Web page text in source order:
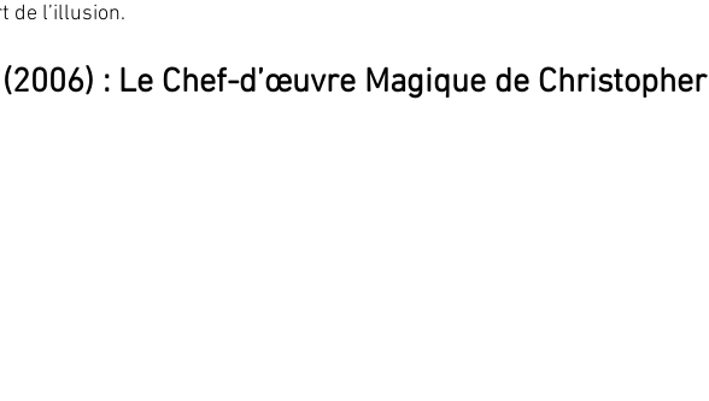
de l’illusion.
: Le Chef-d’œuvre Magique de Christopher